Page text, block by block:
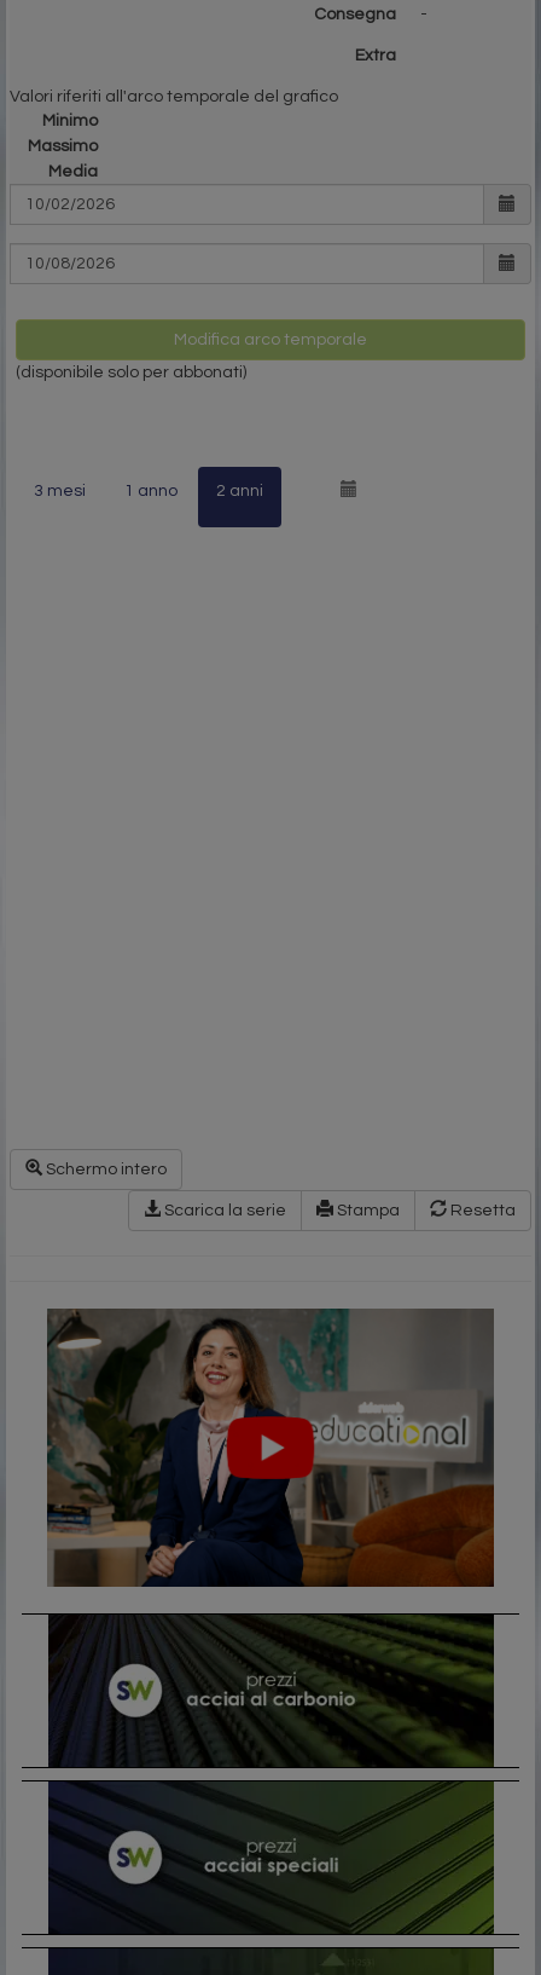
Consegna -
Extra
Valori riferiti all'arco temporale del grafico
Minimo
Massimo
Media
Modifica arco temporale
(disponibile solo per abbonati)
3 mesi 1 anno 2 anni
Schermo intero
Scarica la serie Stampa Resetta